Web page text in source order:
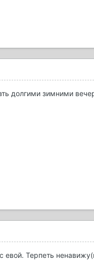
долгими зимними
евой. Терпеть